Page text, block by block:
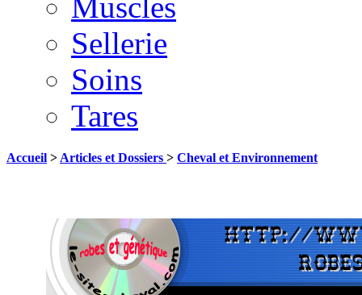
Sellerie
Soins
Tares
Accueil > Articles et Dossiers > Cheval et Environnement